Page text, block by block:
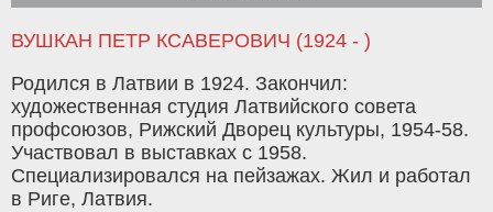
ВУШКАН ПЕТР КСАВЕРОВИЧ (1924 - )
Родился в Латвии в 1924. Закончил:
художественная студия Латвийского совета
профсоюзов, Рижский Дворец культуры, 1954-58.
Участвовал в выставках с 1958.
Специализировался на пейзажах. Жил и работал
в Риге, Латвия.